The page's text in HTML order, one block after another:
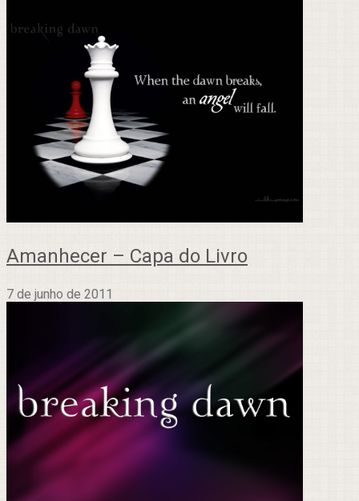
Amanhecer – Capa do Livro
7 de junho de 2011